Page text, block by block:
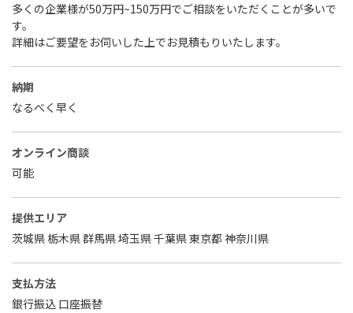
多くの企業様が50万円~150万円でご相談をいただくことが多いで
す。
詳細はご要望をお伺いした上でお見積もりいたします。
納期
なるべく早く
オンライン商談
可能
提供エリア
茨城県 栃木県 群馬県 埼玉県 千葉県 東京都 神奈川県
支払方法
銀行振込 口座振替